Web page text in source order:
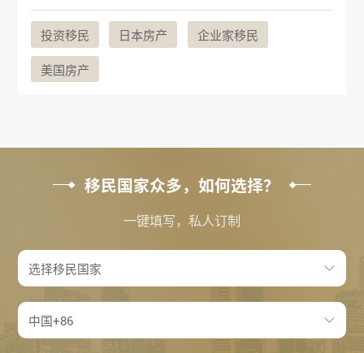
投资移民 日本房产 企业家移民
美国房产
移民国家众多，如何选择？
一键填写，私人订制